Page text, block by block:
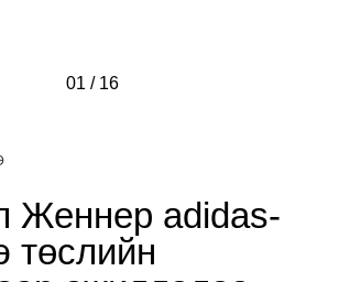
01 / 16
/////////
//////
Женнер adidas-
төслийн